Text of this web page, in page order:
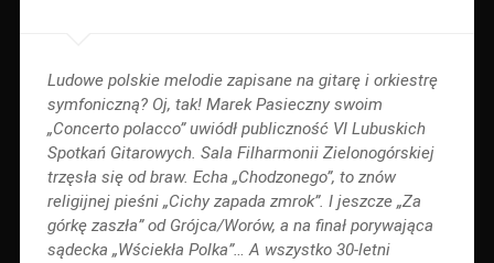
Ludowe polskie melodie zapisane na gitarę i orkiestrę
symfoniczną? Oj, tak! Marek Pasieczny swoim
„Concerto polacco” uwiódł publiczność VI Lubuskich
Spotkań Gitarowych. Sala Filharmonii Zielonogórskiej
trzęsła się od braw. Echa „Chodzonego”, to znów
religijnej pieśni „Cichy zapada zmrok”. I jeszcze „Za
górkę zaszła” od Grójca/Worów, a na finał porywająca
sądecka „Wściekła Polka”… A wszystko 30-letni